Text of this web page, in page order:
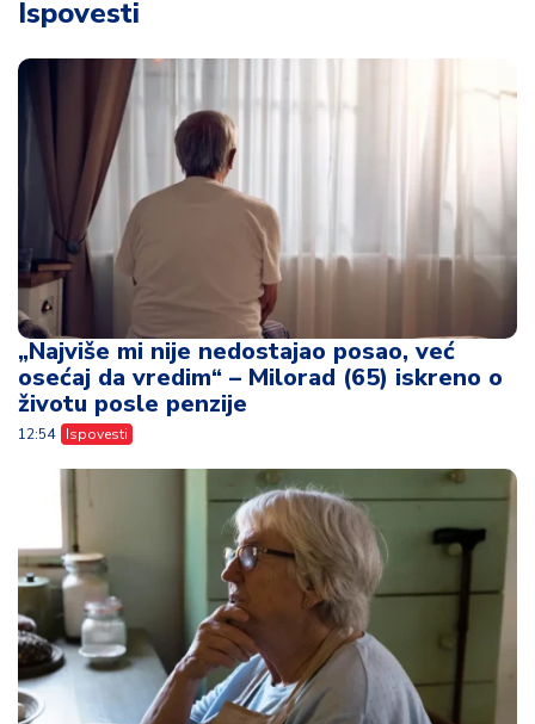
Ispovesti
„Najviše mi nije nedostajao posao, već
osećaj da vredim“ – Milorad (65) iskreno o
životu posle penzije
12:54 Ispovesti